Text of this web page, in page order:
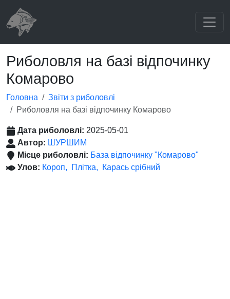
Риболовля на базі відпочинку
Комарово
Головна
Звіти з риболовлі
Риболовля на базі відпочинку Комарово
Дата риболовлі: 2025-05-01
Автор: ШУРШИМ
Місце риболовлі: База відпочинку "Комарово"
Улов: Короп Плітка Карась срібний